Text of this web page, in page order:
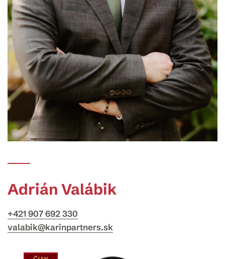
Adrián Valábik
+421 907 692 330
valabik@karinpartners.sk